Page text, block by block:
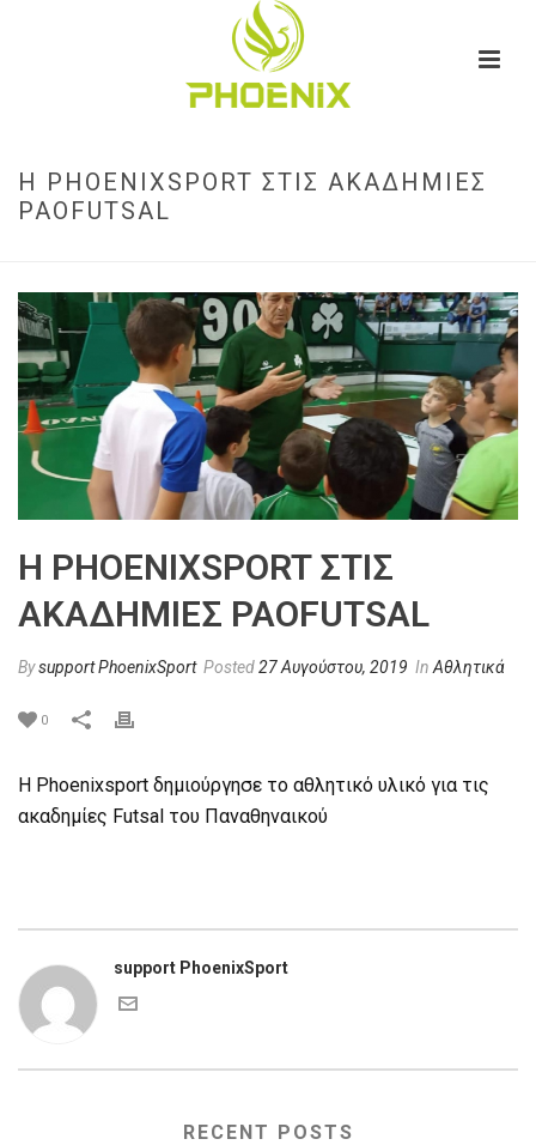
Η PHOENIXSPORT ΣΤΙΣ ΑΚΑΔΗΜΊΕΣ
PAOFUTSAL
Η PHOENIXSPORT ΣΤΙΣ
ΑΚΑΔΗΜΊΕΣ PAOFUTSAL
Bysupport PhoenixSport Posted27 Αυγούστου, 2019 In Αθλητικά
0
Η Phoenixsport δημιούργησε το αθλητικό υλικό για τις
ακαδημίες Futsal του Παναθηναικού
support PhoenixSport
RECENT POSTS